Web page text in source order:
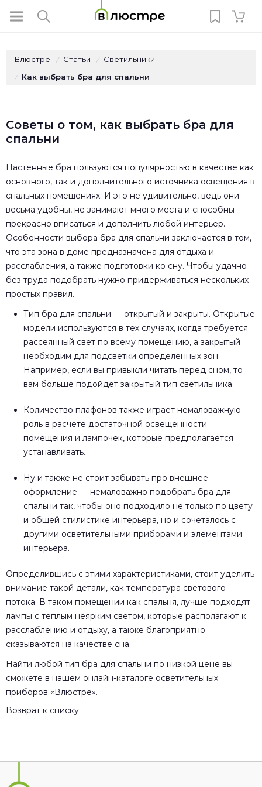
Влюстре / Статьи / Светильники
/ Как выбрать бра для спальни
Советы о том, как выбрать бра для
спальни
Настенные бра пользуются популярностью в качестве как
основного, так и дополнительного источника освещения в
спальных помещениях. И это не удивительно, ведь они
весьма удобны, не занимают много места и способны
прекрасно вписаться и дополнить любой интерьер.
Особенности выбора бра для спальни заключается в том,
что эта зона в доме предназначена для отдыха и
расслабления, а также подготовки ко сну. Чтобы удачно
без труда подобрать нужно придерживаться нескольких
простых правил.
Тип бра для спальни — открытый и закрыты. Открытые
модели используются в тех случаях, когда требуется
рассеянный свет по всему помещению, а закрытый
необходим для подсветки определенных зон.
Например, если вы привыкли читать перед сном, то
вам больше подойдет закрытый тип светильника.
Количество плафонов также играет немаловажную
роль в расчете достаточной освещенности
помещения и лампочек, которые предполагается
устанавливать.
Ну и также не стоит забывать про внешнее
оформление — немаловажно подобрать бра для
спальни так, чтобы оно подходило не только по цвету
и общей стилистике интерьера, но и сочеталось с
другими осветительными приборами и элементами
интерьера.
Определившись с этими характеристиками, стоит уделить
внимание такой детали, как температура светового
потока. В таком помещении как спальня, лучше подходят
лампы с теплым неярким светом, которые располагают к
расслаблению и отдыху, а также благоприятно
сказываются на качестве сна.
Найти любой тип бра для спальни по низкой цене вы
сможете в нашем онлайн-каталоге осветительных
приборов «Влюстре».
Возврат к списку